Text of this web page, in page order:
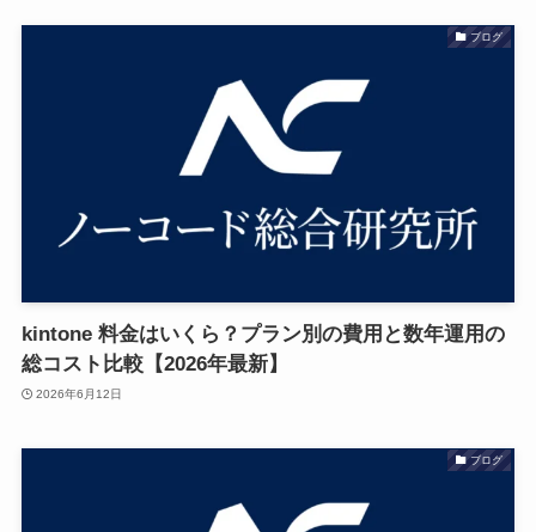
ブログ
kintone 料金はいくら？プラン別の費用と数年運用の
総コスト比較【2026年最新】
2026年6月12日
ブログ